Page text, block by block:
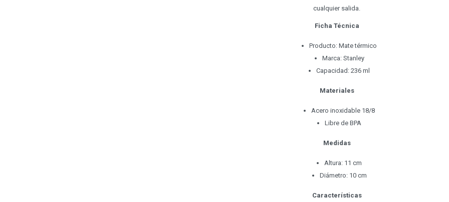
cualquier salida.
Ficha Técnica
Producto: Mate térmico
Marca: Stanley
Capacidad: 236 ml
Materiales
Acero inoxidable 18/8
Libre de BPA
Medidas
Altura: 11 cm
Diámetro: 10 cm
Características